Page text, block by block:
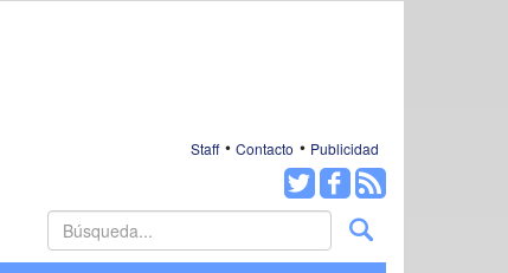
Staff Contacto Publicidad